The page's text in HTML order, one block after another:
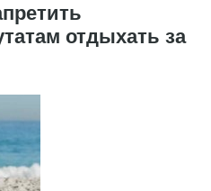
отдыхать за